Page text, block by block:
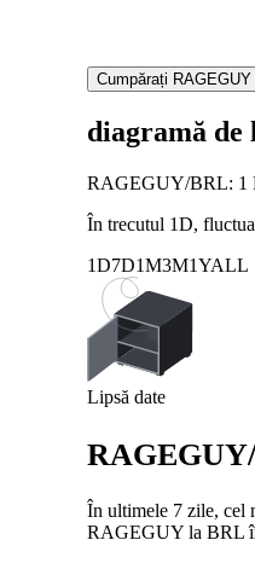
Cumpărați RAGEGUY
diagramă
RAGEGUY/BRL: 1
În trecutul 1D,
1D7D1M3M1YALL
Lipsă date
În ultimele 7 zile, cel
RAGEGUY la BRL